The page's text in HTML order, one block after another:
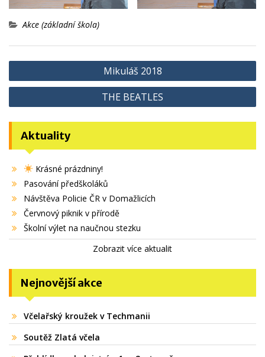
Akce (základní škola)
Navigace
pro
Mikuláš 2018
THE BEATLES
Aktuality
Krásné prázdniny!
Pasování předškoláků
Návštěva Policie ČR v Domažlicích
Červnový piknik v přírodě
Školní výlet na naučnou stezku
Zobrazit více aktualit
Nejnovější akce
Včelařský kroužek v Techmanii
Soutěž Zlatá včela